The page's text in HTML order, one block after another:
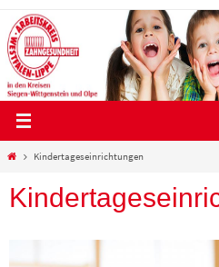
Zum
Inhalt
springen
StartKindertageseinrichtungen